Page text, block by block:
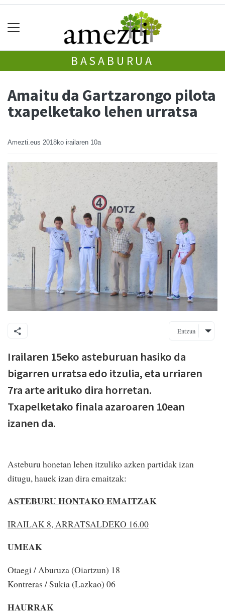
BASABURUA
Amaitu da Gartzarongo pilota
txapelketako lehen urratsa
Amezti.eus 2018ko irailaren 10a
Entzun
Irailaren 15eko asteburuan hasiko da
bigarren urratsa edo itzulia, eta urriaren
7ra arte arituko dira horretan.
Txapelketako finala azaroaren 10ean
izanen da.
Asteburu honetan lehen itzuliko azken partidak izan
ditugu, hauek izan dira emaitzak:
ASTEBURU HONTAKO EMAITZAK
IRAILAK 8, ARRATSALDEKO 16.00
UMEAK
Otaegi / Aburuza (Oiartzun) 18
Kontreras / Sukia (Lazkao) 06
HAURRAK